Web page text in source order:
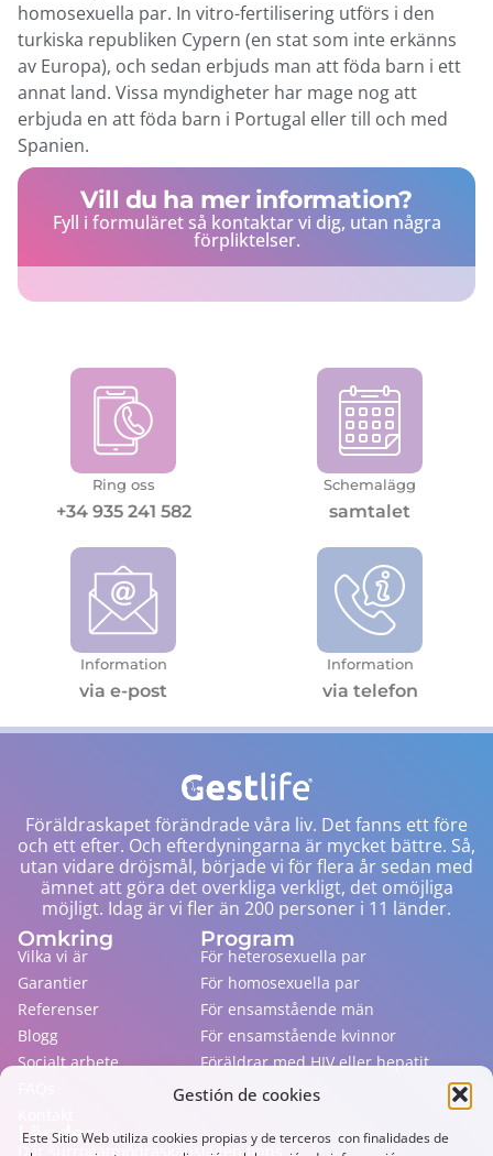
Gestión de cookies
Este Sitio Web utiliza cookies propias y de terceros con finalidades de
homosexuella par. In vitro-fertilisering utförs i den
turkiska republiken Cypern (en stat som inte erkänns
av Europa), och sedan erbjuds man att föda barn i ett
annat land. Vissa myndigheter har mage nog att
erbjuda en att föda barn i Portugal eller till och med
Spanien.
Vill du ha mer information?
Fyll i formuläret så kontaktar vi dig, utan några
förpliktelser.
Ring oss
+34 935 241 582
Schemalägg
samtalet
Information
via e-post
Information
via telefon
Föräldraskapet förändrade våra liv. Det fanns ett före
och ett efter. Och efterdyningarna är mycket bättre. Så,
utan vidare dröjsmål, började vi för flera år sedan med
ämnet att göra det overkliga verkligt, det omöjliga
möjligt. Idag är vi fler än 200 personer i 11 länder.
Omkring
Vilka vi är
Garantier
Referenser
Blogg
Socialt arbete
Program
För heterosexuella par
För homosexuella par
För ensamstående män
För ensamstående kvinnor
Föräldrar med HIV eller hepatit
Länder
Där surrogatmödraskapslagen finns